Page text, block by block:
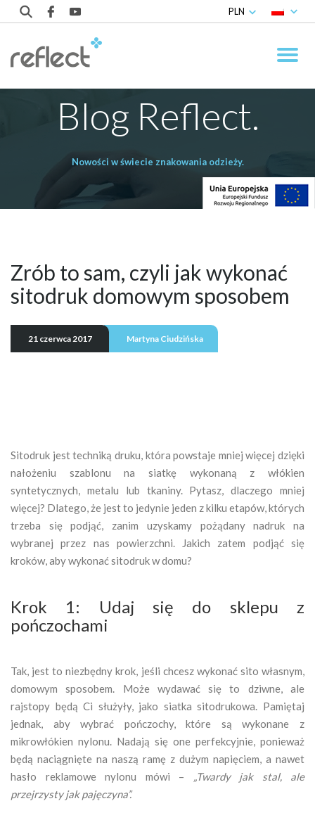
PLN
Blog Reflect.
Nowości w świecie znakowania odzieży.
Zrób to sam, czyli jak wykonać
sitodruk domowym sposobem
21 czerwca 2017 Martyna Ciudzińska
Sitodruk jest techniką druku, która powstaje mniej więcej dzięki
nałożeniu szablonu na siatkę wykonaną z włókien
syntetycznych, metalu lub tkaniny. Pytasz, dlaczego mniej
więcej? Dlatego, że jest to jedynie jeden z kilku etapów, których
trzeba się podjąć, zanim uzyskamy pożądany nadruk na
wybranej przez nas powierzchni. Jakich zatem podjąć się
kroków, aby wykonać sitodruk w domu?
Krok 1: Udaj się do sklepu z
pończochami
Tak, jest to niezbędny krok, jeśli chcesz wykonać sito własnym,
domowym sposobem. Może wydawać się to dziwne, ale
rajstopy będą Ci służyły, jako siatka sitodrukowa. Pamiętaj
jednak, aby wybrać pończochy, które są wykonane z
mikrowłókien nylonu. Nadają się one perfekcyjnie, ponieważ
będą naciągnięte na naszą ramę z dużym napięciem, a nawet
hasło reklamowe nylonu mówi – „Twardy jak stal, ale
przejrzysty jak pajęczyna”.